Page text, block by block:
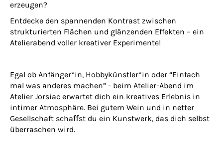
erzeugen?
Entdecke den spannenden Kontrast zwischen
strukturierten Flächen und glänzenden Effekten – ein
Atelierabend voller kreativer Experimente!
Egal ob Anfänger*in, Hobbykünstler*in oder “Einfach
mal was anderes machen” - beim Atelier-Abend im
Atelier Jorsiac erwartet dich ein kreatives Erlebnis in
intimer Atmosphäre. Bei gutem Wein und in netter
Gesellschaft schaﬀst du ein Kunstwerk, das dich selbst
überraschen wird.